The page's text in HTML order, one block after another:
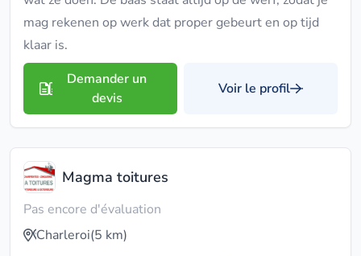
mag rekenen op werk dat proper gebeurt en op tijd
klaar is.
Demander un
devis
Voir le profil
Magma toitures
Pas encore d'évaluation
Charleroi(5 km)